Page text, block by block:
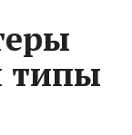
типы